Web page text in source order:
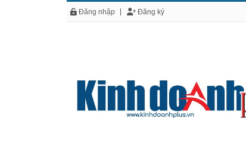
Đăng nhập Đăng ký